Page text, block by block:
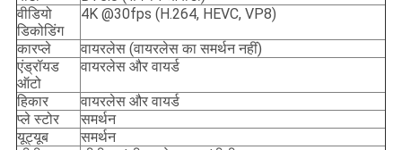
वीडियो
डिकोडिंग
4K @30fps (H.264, HEVC, VP8)
कारप्ले
वायरलेस (वायरलेस का समर्थन नहीं)
एंड्रॉयड
ऑटो
वायरलेस और वायर्ड
हिकार
वायरलेस और वायर्ड
प्ले स्टोर
समर्थन
यूट्यूब
समर्थन